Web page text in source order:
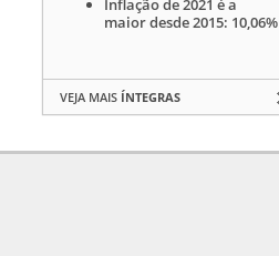
Inflação de 2021 é a
maior desde 2015: 10,06%
VEJA MAIS ÍNTEGRAS